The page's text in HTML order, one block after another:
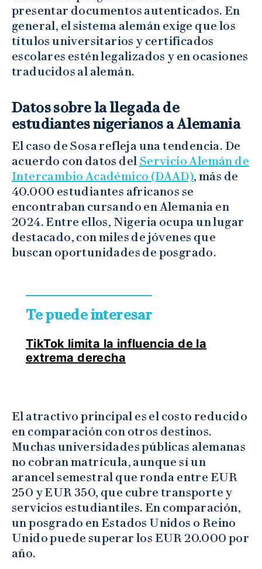
presentar documentos autenticados. En
general, el sistema alemán exige que los
títulos universitarios y certificados
escolares estén legalizados y en ocasiones
traducidos al alemán.
Datos sobre la llegada de
estudiantes nigerianos a Alemania
El caso de Sosa refleja una tendencia. De
acuerdo con datos del Servicio Alemán de
Intercambio Académico (DAAD), más de
40.000 estudiantes africanos se
encontraban cursando en Alemania en
2024. Entre ellos, Nigeria ocupa un lugar
destacado, con miles de jóvenes que
buscan oportunidades de posgrado.
Te puede interesar
TikTok limita la influencia de la
extrema derecha
El atractivo principal es el costo reducido
en comparación con otros destinos.
Muchas universidades públicas alemanas
no cobran matrícula, aunque sí un
arancel semestral que ronda entre EUR
250 y EUR 350, que cubre transporte y
servicios estudiantiles. En comparación,
un posgrado en Estados Unidos o Reino
Unido puede superar los EUR 20.000 por
año.